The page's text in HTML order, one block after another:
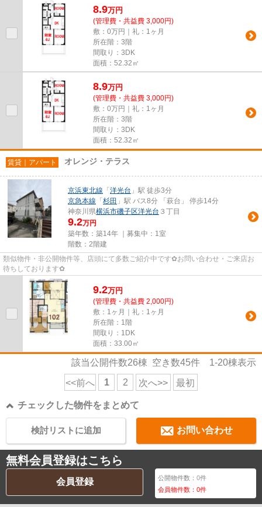
8.9万円
(管理費・共益費 3,000円)
敷：0万円｜礼：1ヶ月
所在階：3階
間取り：3DK
面積：52.32㎡
8.9万円
(管理費・共益費 3,000円)
敷：0万円｜礼：1ヶ月
所在階：3階
間取り：3DK
面積：52.32㎡
賃貸｜アパート オレンジ・テラス
京浜東北線 「 洋光台 」駅 徒歩3分
京急本線 「 杉田 」駅 バス8分 「萩台」 停歩14分
神奈川県横浜市磯子区洋光台 ３丁目
9.2万円
築年数：築14年 ｜募集中： 1室
階数：2階建
類似物件・非公開物件等、店頭にて多数ご紹介中です✿お問い合わせ・ご来店お
待ちしております✿
9.2万円
(管理費・共益費 2,000円)
敷：1ヶ月｜礼：1ヶ月
所在階：1階
間取り：1DK
面積：33.00㎡
該当公開件数26棟 空き数45件 1-20棟表示
<<前へ 1 2 次へ>> 最初
チェックした物件をまとめて
お問い合わせ
検討リストに追加
無料会員登録はこちら
会員登録 公開物件数：0件
会員物件数：0件